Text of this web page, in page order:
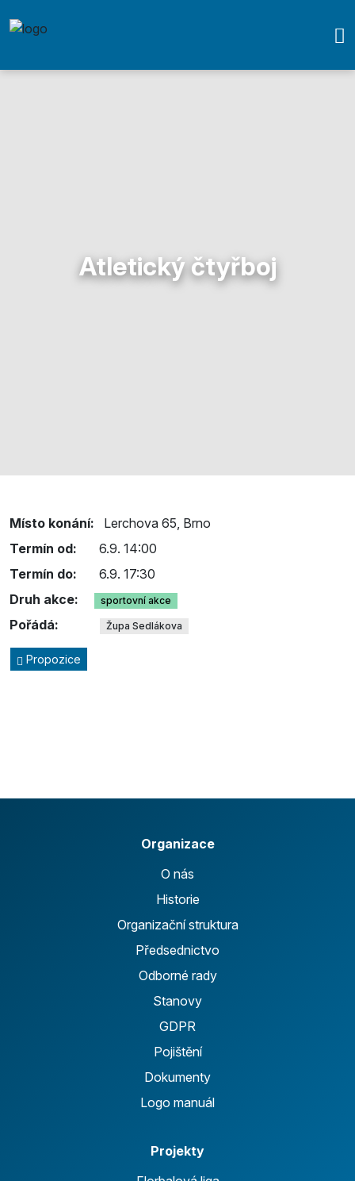
Atletický čtyřboj
Místo konání:
Lerchova 65, Brno
Termín od:
6.9. 14:00
Termín do:
6.9. 17:30
Druh akce:
sportovní akce
Pořádá: Župa Sedlákova
Propozice
Organizace
O nás
Historie
Organizační struktura
Předsednictvo
Odborné rady
Stanovy
GDPR
Pojištění
Dokumenty
Logo manuál
Projekty